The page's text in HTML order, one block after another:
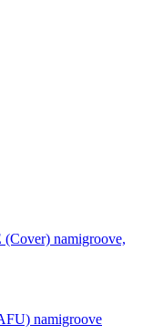
namigroove,
namigroove